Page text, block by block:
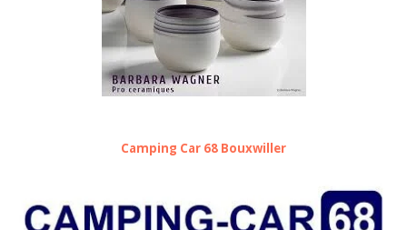
Camping Car 68 Bouxwiller